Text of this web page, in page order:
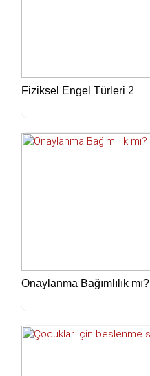
Fiziksel Engel Türleri 2
Onaylanma Bağımlılık mı?